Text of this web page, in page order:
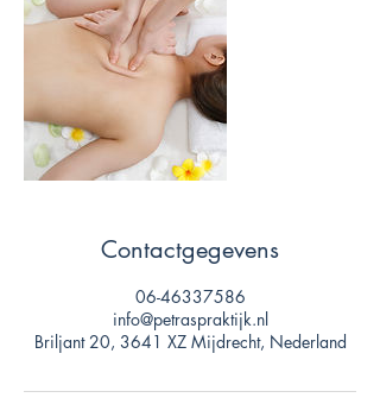
Contactgegevens
06-46337586
info@petraspraktijk.nl
Briljant 20, 3641 XZ Mijdrecht, Nederland